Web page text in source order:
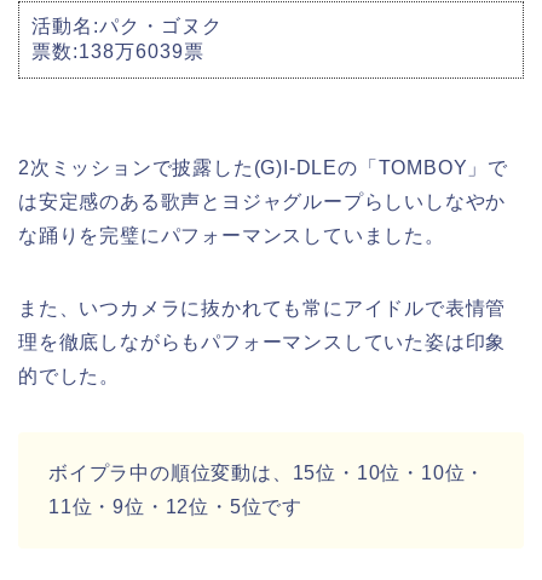
活動名:パク・ゴヌク
票数:138万6039票
2次ミッションで披露した(G)I-DLEの「TOMBOY」で
は安定感のある歌声とヨジャグループらしいしなやか
な踊りを完璧にパフォーマンスしていました。
また、いつカメラに抜かれても常にアイドルで表情管
理を徹底しながらもパフォーマンスしていた姿は印象
的でした。
ボイプラ中の順位変動は、15位・10位・10位・
11位・9位・12位・5位です